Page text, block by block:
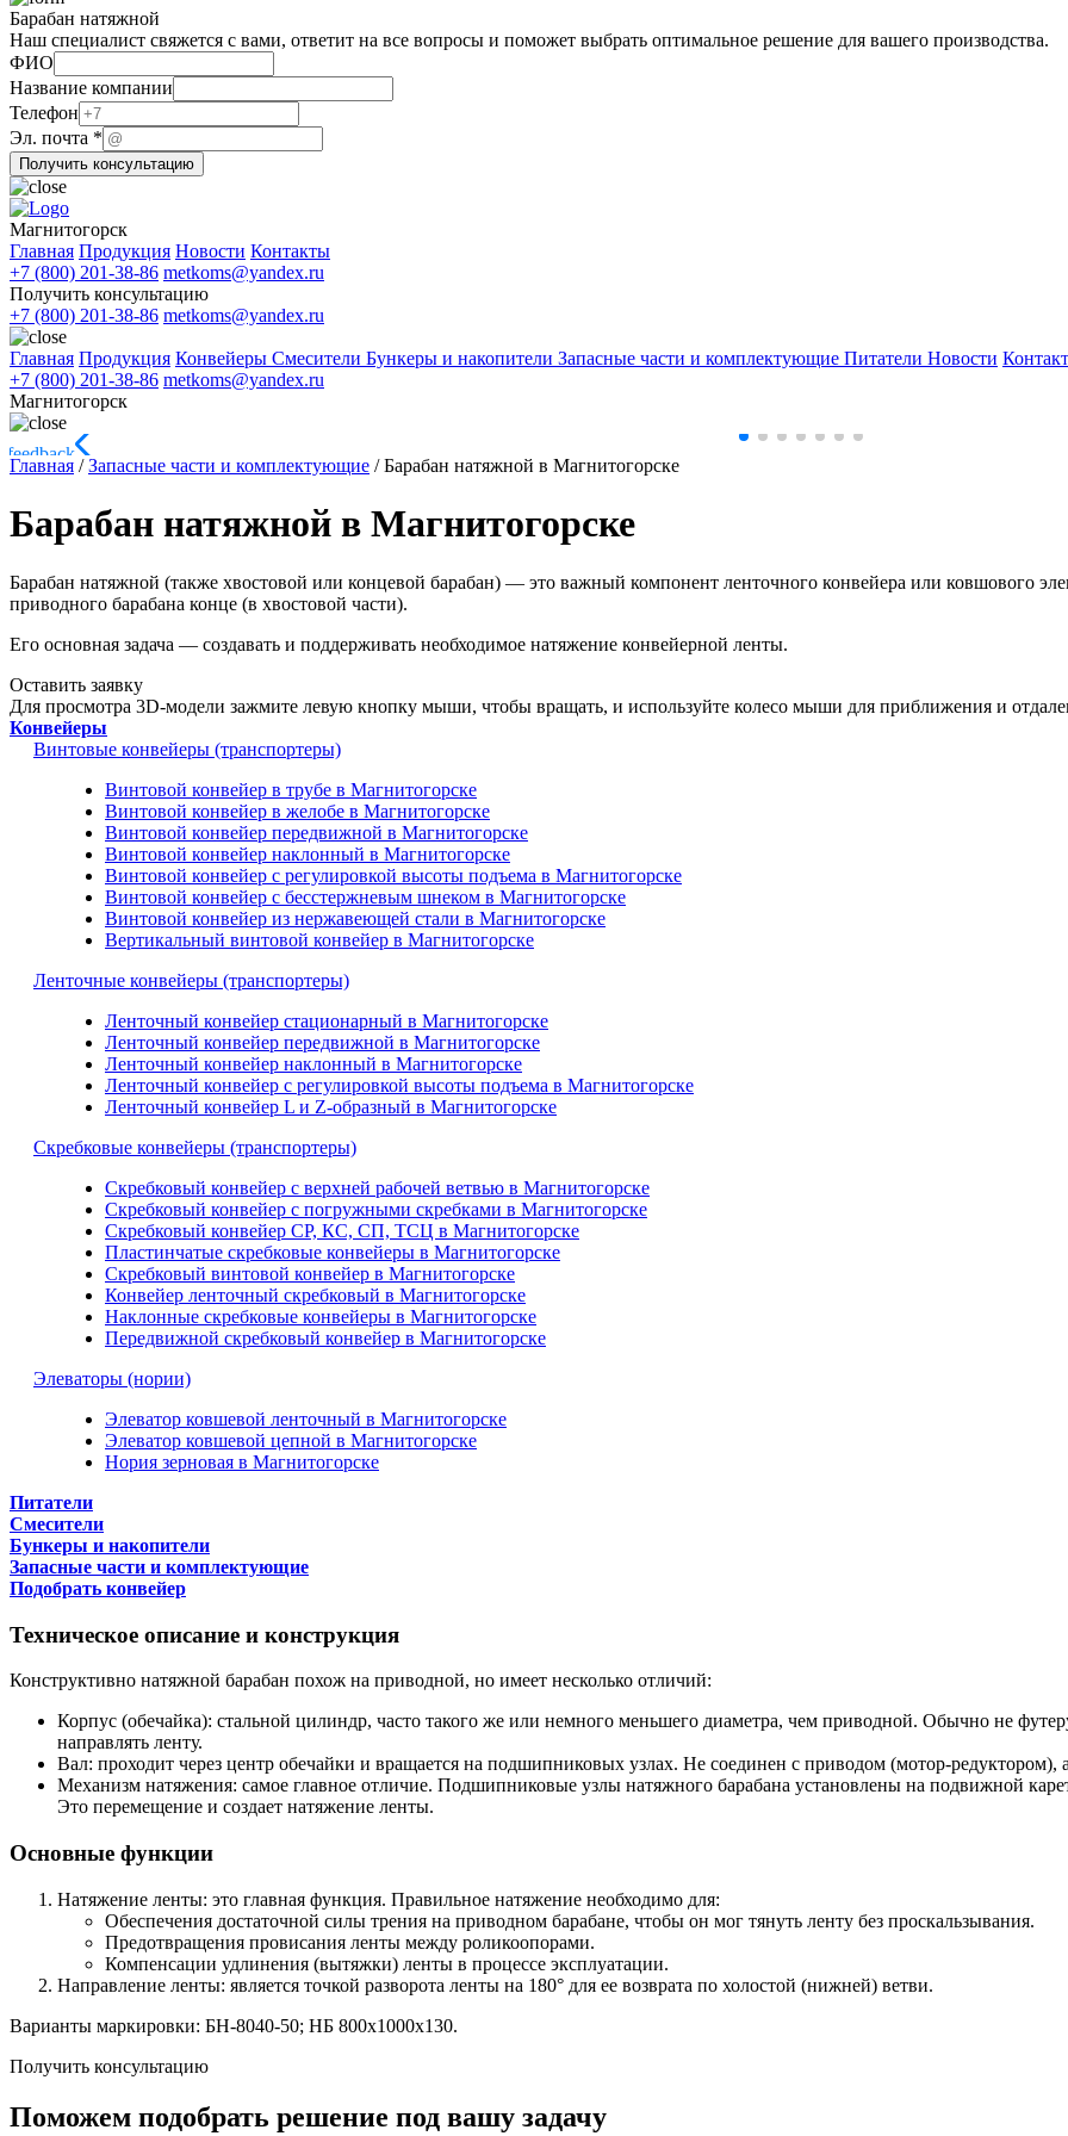
Барабан натяжной
Наш специалист свяжется с вами, ответит на все вопросы и поможет выбрать оптимальное решение для вашего производства.
ФИО
Название компании
Название
компании
ФИО
Телефон
Эл. почта *
Получить консультацию
Магнитогорск
Главная Продукция Новости Контакты
+7 (800) 201-38-86 metkoms@yandex.ru
Получить консультацию
+7 (800) 201-38-86 metkoms@yandex.ru
Главная Продукция Конвейеры Смесители Бункеры и накопители Запасные части и комплектующие Питатели Новости
+7 (800) 201-38-86 metkoms@yandex.ru
Магнитогорск
Главная /Запасные части и комплектующие /Барабан натяжной в Магнитогорске
Барабан натяжной в Магнитогорске
Барабан натяжной (также хвостовой или концевой барабан) — это важный компонент ленточного конвейера или ковшового
приводного барабана конце (в хвостовой части).
Его основная задача — создавать и поддерживать необходимое натяжение конвейерной ленты.
Оставить заявку
Для просмотра 3D-модели зажмите левую кнопку мыши, чтобы вращать, и используйте колесо мыши для приближения и
Конвейеры
Винтовые конвейеры (транспортеры)
Винтовой конвейер в трубе в Магнитогорске
Винтовой конвейер в желобе в Магнитогорске
Винтовой конвейер передвижной в Магнитогорске
Винтовой конвейер наклонный в Магнитогорске
Винтовой конвейер с регулировкой высоты подъема в Магнитогорске
Винтовой конвейер с бесстержневым шнеком в Магнитогорске
Винтовой конвейер из нержавеющей стали в Магнитогорске
Вертикальный винтовой конвейер в Магнитогорске
Ленточные конвейеры (транспортеры)
Ленточный конвейер стационарный в Магнитогорске
Ленточный конвейер передвижной в Магнитогорске
Ленточный конвейер наклонный в Магнитогорске
Ленточный конвейер с регулировкой высоты подъема в Магнитогорске
Ленточный конвейер L и Z-образный в Магнитогорске
Скребковые конвейеры (транспортеры)
Скребковый конвейер с верхней рабочей ветвью в Магнитогорске
Скребковый конвейер с погружными скребками в Магнитогорске
Скребковый конвейер СР, КС, СП, ТСЦ в Магнитогорске
Пластинчатые скребковые конвейеры в Магнитогорске
Скребковый винтовой конвейер в Магнитогорске
Конвейер ленточный скребковый в Магнитогорске
Наклонные скребковые конвейеры в Магнитогорске
Передвижной скребковый конвейер в Магнитогорске
Элеваторы (нории)
Элеватор ковшевой ленточный в Магнитогорске
Элеватор ковшевой цепной в Магнитогорске
Нория зерновая в Магнитогорске
Питатели
Смесители
Бункеры и накопители
Запасные части и комплектующие
Подобрать конвейер
Техническое описание и конструкция
Конструктивно натяжной барабан похож на приводной, но имеет несколько отличий:
Корпус (обечайка): стальной цилиндр, часто такого же или немного меньшего диаметра, чем приводной. Обычно не
направлять ленту.
Вал: проходит через центр обечайки и вращается на подшипниковых узлах. Не соединен с приводом (мотор-редуктором),
Механизм натяжения: самое главное отличие. Подшипниковые узлы натяжного барабана установлены на подвижной
Это перемещение и создает натяжение ленты.
Основные функции
Натяжение ленты: это главная функция. Правильное натяжение необходимо для:
Обеспечения достаточной силы трения на приводном барабане, чтобы он мог тянуть ленту без проскальзывания.
Предотвращения провисания ленты между роликоопорами.
Компенсации удлинения (вытяжки) ленты в процессе эксплуатации.
Направление ленты: является точкой разворота ленты на 180° для ее возврата по холостой (нижней) ветви.
Варианты маркировки: БН-8040-50; НБ 800х1000х130.
Получить консультацию
Поможем подобрать решение под вашу задачу